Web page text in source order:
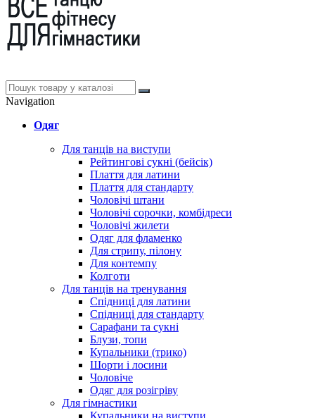
Navigation
Одяг
Для танців на виступи
Рейтингові сукні (бейсік)
Плаття для латини
Плаття для стандарту
Чоловічі штани
Чоловічі сорочки, комбідреси
Чоловічі жилети
Одяг для фламенко
Для стрипу, пілону
Для контемпу
Колготи
Для танців на тренування
Спідниці для латини
Спідниці для стандарту
Сарафани та сукні
Блузи, топи
Купальники (трико)
Шорти і лосини
Чоловіче
Одяг для розігріву
Для гімнастики
Купальники на виступи